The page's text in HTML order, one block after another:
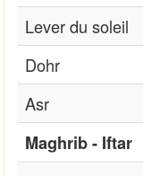
Lever du soleil
Dohr
Asr
Maghrib - Iftar